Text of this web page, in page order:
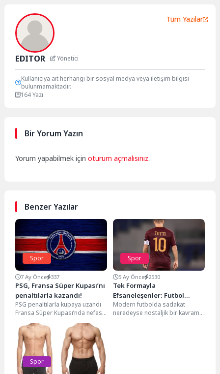
EDITOR Yönetici
Tüm Yazılar
Kullanıcıya ait herhangi bir sosyal medya veya iletişim bilgisi
bulunmamaktadır.
164 Yazı
Bir Yorum Yazın
Yorum yapabilmek içinoturum açmalısınız.
Benzer Yazılar
Spor
7 Ay Önce 337
PSG, Fransa Süper Kupası’nı
penaltılarla kazandı!
PSG penaltılarla kupaya uzandı
Fransa Süper Kupası’nda nefes
kesen finalde Paris Saint-
Germain, normal süresi 2-2...
Spor
5 Ay Önce 2530
Tek Formayla
Efsaneleşenler: Futbol
Tarihinin En Sadık 11’i
Modern futbolda sadakat
neredeyse nostaljik bir kavrama
Spor